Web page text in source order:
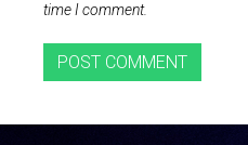
time I comment.